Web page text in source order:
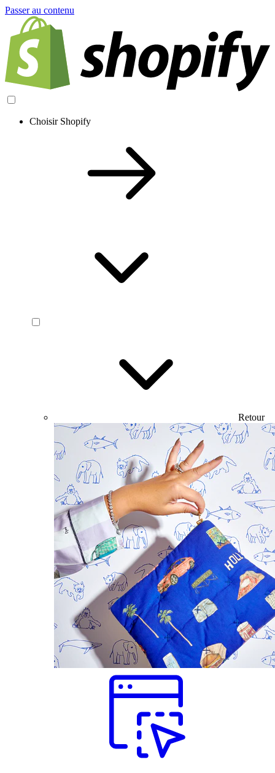
Passer au contenu
Choisir Shopify
Retour